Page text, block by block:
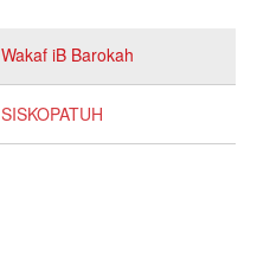
Wakaf iB Barokah
SISKOPATUH